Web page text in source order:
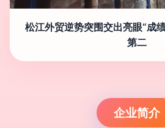
松江外贸逆势突围交出亮眼“成
第二
企业简介